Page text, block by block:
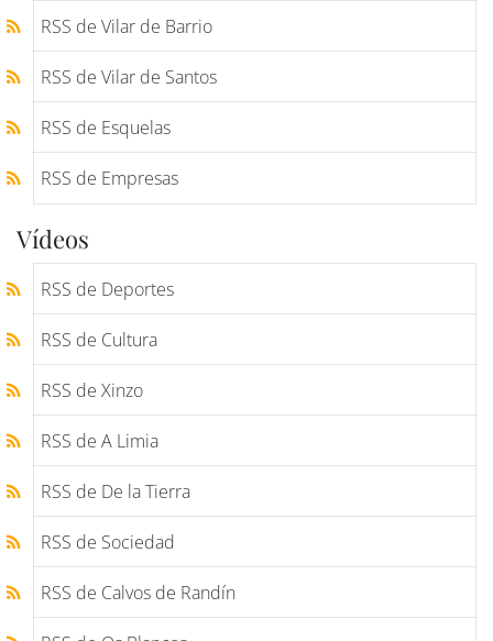
RSS de Vilar de Barrio
RSS de Vilar de Santos
RSS de Esquelas
RSS de Empresas
Vídeos
RSS de Deportes
RSS de Cultura
RSS de Xinzo
RSS de A Limia
RSS de De la Tierra
RSS de Sociedad
RSS de Calvos de Randín